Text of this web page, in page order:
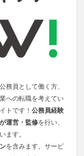
務員として働く方、
への転職を考えてい
トです！ 公務員経験
運営・監修を行い、
ます。
を含みます。サービ